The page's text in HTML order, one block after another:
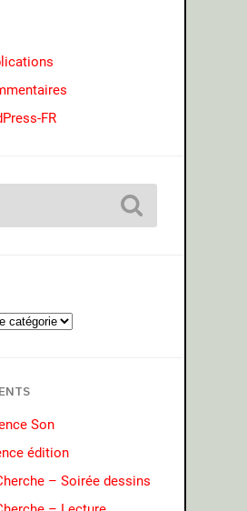
FR
Son
édition
– Soirée dessins